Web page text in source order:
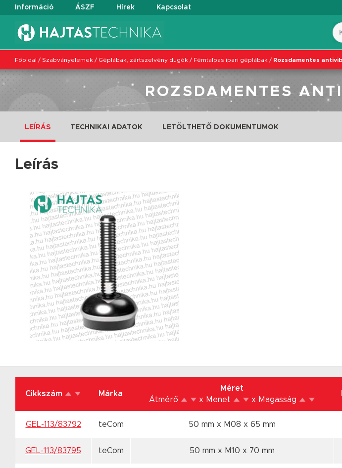
Információ ÁSZF Hírek Kapcsolat
Főoldal / Szabványelemek / Géplábak, zártszelvény dugók / Fémtalpas ipari géplábak / Rozsdamentes
ROZSDAMENTES
LEÍRÁS TECHNIKAI ADATOK LETÖLTHETŐ DOKUMENTUMOK
Leírás
Cikkszám Márka
Méret
Átmérő
x Menet x Magasság
GEL-113/83792 teCom 50 mm x M08 x 65 mm
GEL-113/83795 teCom 50 mm x M10 x 70 mm